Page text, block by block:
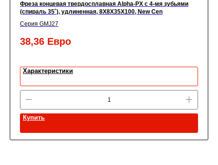
Фреза концевая твердосплавная Alpha-PX c 4-мя зубьями
(спираль 35˚), удлиненная, 8X8X35X100, New Cen
Серия GMJ27
38,36 Евро
Характеристики
Купить